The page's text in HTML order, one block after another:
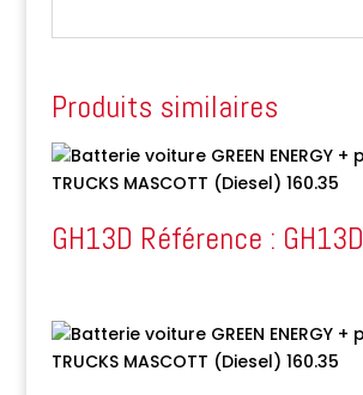
Produits similaires
GH13D Référence : GH13D